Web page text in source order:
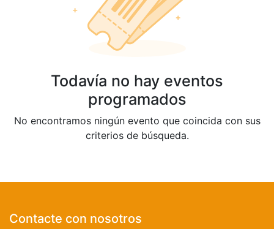
Todavía no hay eventos
programados
No encontramos ningún evento que coincida con sus
criterios de búsqueda.
Contacte con nosotros